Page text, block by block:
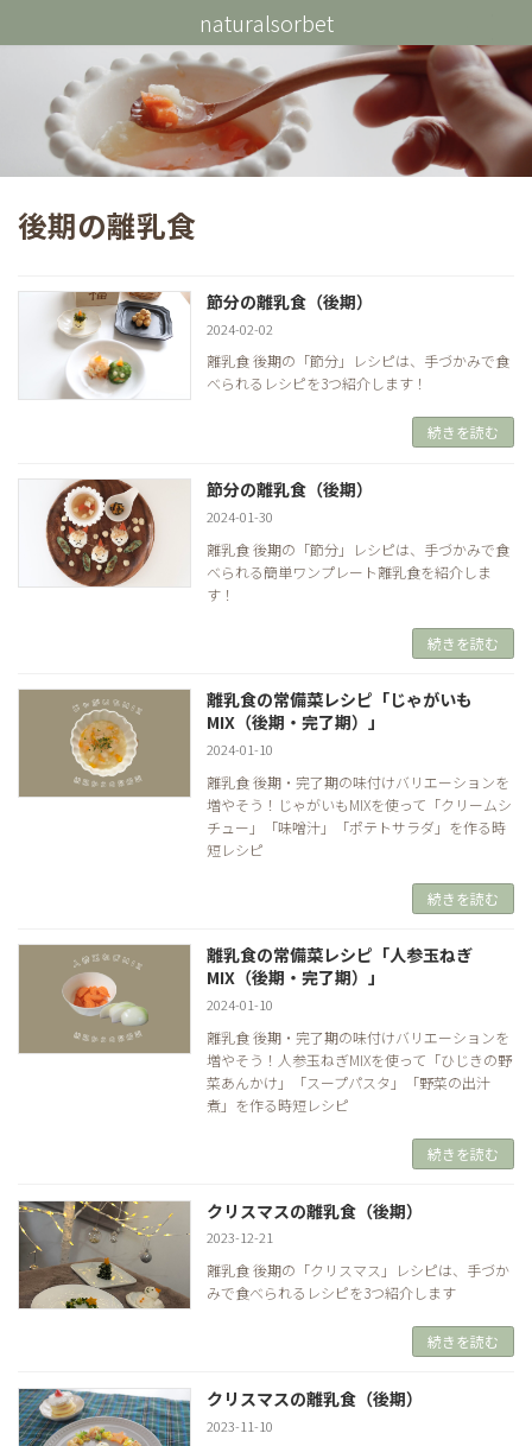
テ
ッ
ゲ
移
naturalsorbet
後期の離乳食
節分の離乳食（後期）
2024-02-02
離乳食 後期の「節分」レシピは、手づかみで食
べられるレシピを3つ紹介します！
続きを読む
節分の離乳食（後期）
2024-01-30
離乳食 後期の「節分」レシピは、手づかみで食
べられる簡単ワンプレート離乳食を紹介しま
す！
続きを読む
離乳食の常備菜レシピ「じゃがいも
MIX（後期・完了期）」
2024-01-10
離乳食 後期・完了期の味付けバリエーションを
増やそう！じゃがいもMIXを使って「クリームシ
チュー」「味噌汁」「ポテトサラダ」を作る時
短レシピ
続きを読む
離乳食の常備菜レシピ「人参玉ねぎ
MIX（後期・完了期）」
2024-01-10
離乳食 後期・完了期の味付けバリエーションを
増やそう！人参玉ねぎMIXを使って「ひじきの野
菜あんかけ」「スープパスタ」「野菜の出汁
煮」を作る時短レシピ
続きを読む
クリスマスの離乳食（後期）
2023-12-21
離乳食 後期の「クリスマス」レシピは、手づか
みで食べられるレシピを3つ紹介します
続きを読む
クリスマスの離乳食（後期）
2023-11-10